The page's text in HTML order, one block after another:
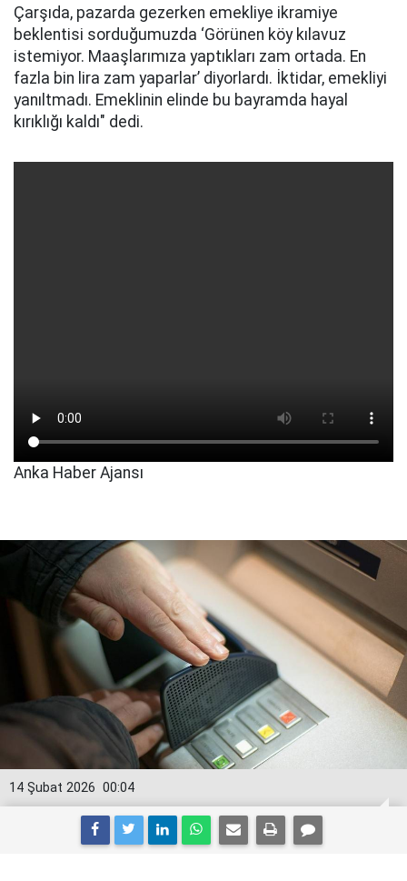
Çarşıda, pazarda gezerken emekliye ikramiye
beklentisi sorduğumuzda ‘Görünen köy kılavuz
istemiyor. Maaşlarımıza yaptıkları zam ortada. En
fazla bin lira zam yaparlar’ diyorlardı. İktidar, emekliyi
yanıltmadı. Emeklinin elinde bu bayramda hayal
kırıklığı kaldı" dedi.
Anka Haber Ajansı
00:04
14 Şubat 2026